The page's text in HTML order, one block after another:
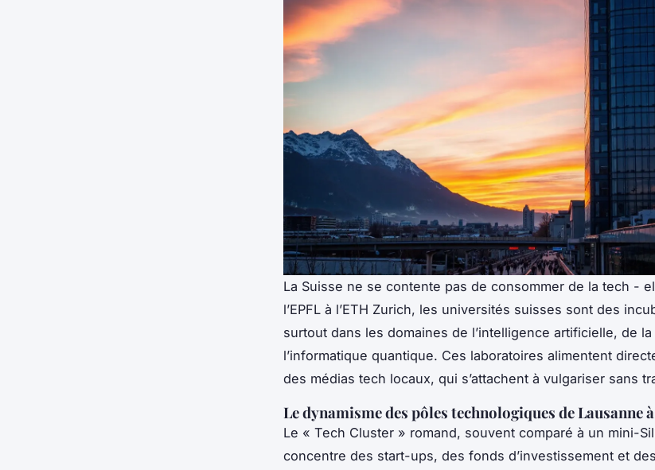
La Suisse ne se contente pas de consommer de la tech -
l’EPFL à l’ETH Zurich, les universités suisses sont des
surtout dans les domaines de l’intelligence artificielle, de
l’informatique quantique. Ces laboratoires alimentent
des médias tech locaux, qui s’attachent à vulgariser sans
Le dynamisme des pôles technologiques de Lausanne
Le « Tech Cluster » romand, souvent comparé à un mini-
concentre des start-ups, des fonds d’investissement et